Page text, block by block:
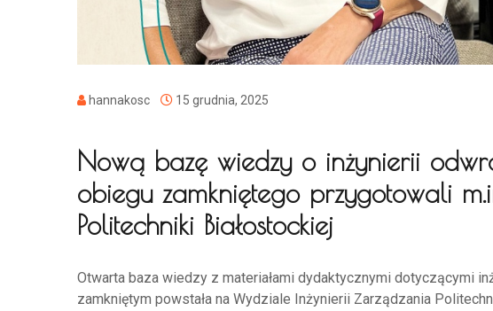
hannakosc 15 grudnia, 2025
Nową bazę wiedzy o inżynierii
obiegu zamkniętego przygotowali
Politechniki Białostockiej
Otwarta baza wiedzy z materiałami dydaktycznymi dotyczącymi
zamkniętym powstała na Wydziale Inżynierii Zarządzania